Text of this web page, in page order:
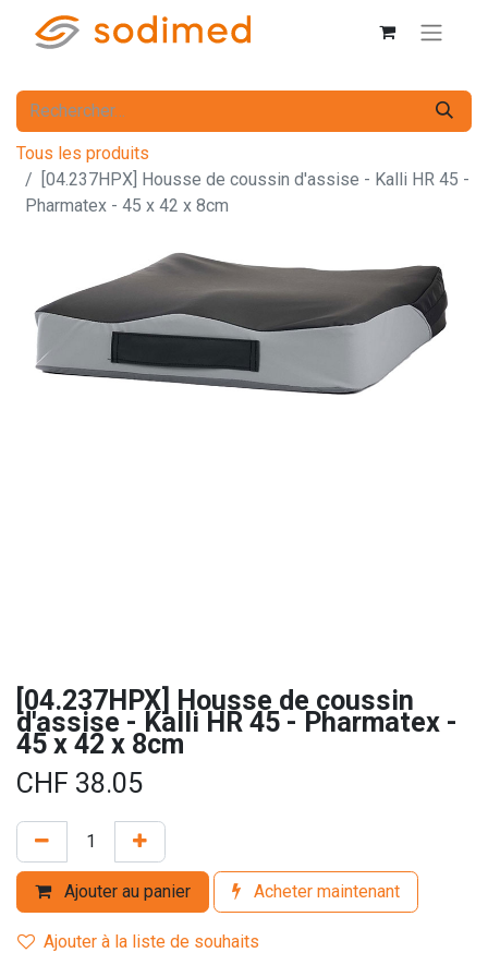
Tous les produits
[04.237HPX] Housse de coussin d'assise - Kalli HR 45 -
Pharmatex - 45 x 42 x 8cm
[04.237HPX] Housse de coussin
d'assise - Kalli HR 45 - Pharmatex -
45 x 42 x 8cm
CHF 38.05
Ajouter au panier Acheter maintenant
Ajouter à la liste de souhaits